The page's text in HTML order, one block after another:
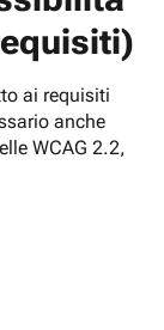
ai requisiti
anche
WCAG 2.2,